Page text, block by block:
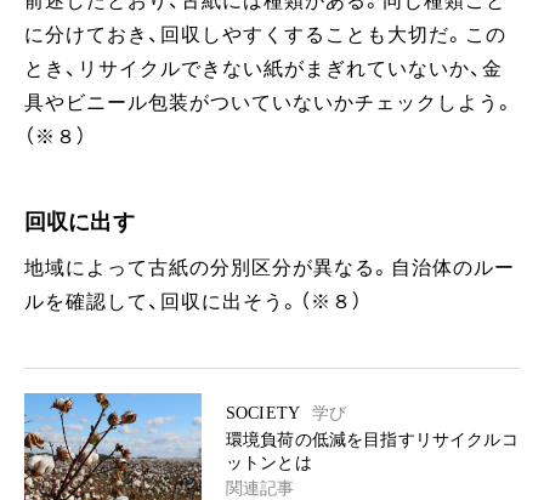
に分けておき、回収しやすくすることも大切だ。この
とき、リサイクルできない紙がまぎれていないか、金
具やビニール包装がついていないかチェックしよう。
（※８）
回収に出す
地域によって古紙の分別区分が異なる。自治体のルー
ルを確認して、回収に出そう。（※８）
SOCIETY
学び
環境負荷の低減を目指すリサイクルコ
ットンとは
関連記事